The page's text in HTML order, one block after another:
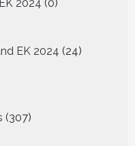
2024 0
producten
EK 2024 24
producten
307
producten